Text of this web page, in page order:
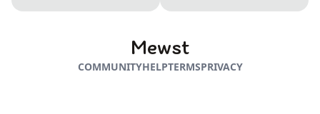
Mewst
COMMUNITYHELPTERMSPRIVACY